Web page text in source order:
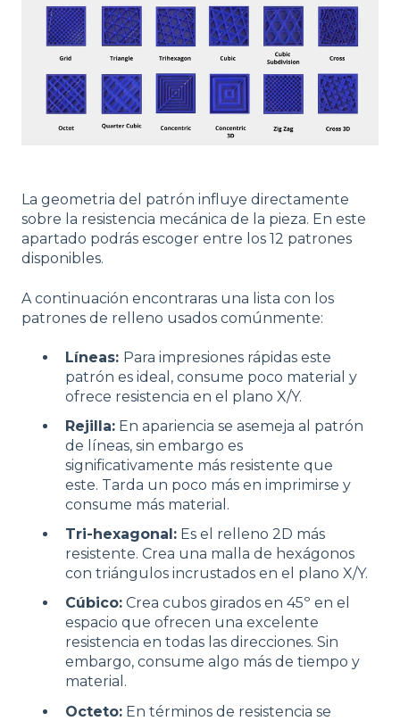
La geometria del patrón influye directamente
sobre la resistencia mecánica de la pieza. En este
apartado podrás escoger entre los 12 patrones
disponibles.
A continuación encontraras una lista con los
patrones de relleno usados comúnmente:
Líneas: Para impresiones rápidas este
patrón es ideal, consume poco material y
ofrece resistencia en el plano X/Y.
Rejilla: En apariencia se asemeja al patrón
de líneas, sin embargo es
significativamente más resistente que
este. Tarda un poco más en imprimirse y
consume más material.
Tri-hexagonal: Es el relleno 2D más
resistente. Crea una malla de hexágonos
con triángulos incrustados en el plano X/Y.
Cúbico: Crea cubos girados en 45º en el
espacio que ofrecen una excelente
resistencia en todas las direcciones. Sin
embargo, consume algo más de tiempo y
material.
Octeto: En términos de resistencia se